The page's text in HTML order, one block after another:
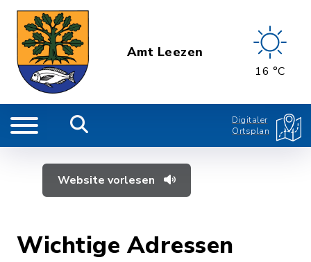
Amt Leezen
16 °C
Digitaler
Ortsplan
Website vorlesen
Wichtige Adressen